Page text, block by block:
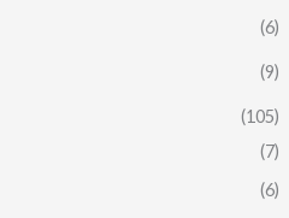
(6)
(9)
(105)
(7)
(6)